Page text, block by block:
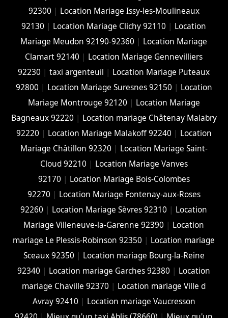
92300 | Location Mariage Issy-les-Moulineaux
92130 | Location Mariage Clichy 92110 | Location
Mariage Meudon 92190-92360 | Location Mariage
Clamart 92140 | Location Mariage Gennevilliers
92230 |taxi argenteuil | Location Mariage Puteaux
92800 | Location Mariage Suresnes 92150 | Location
Mariage Montrouge 92120 | Location Mariage
Bagneaux 92220 | Location mariage Châtenay Malabry
92220 | Location Mariage Malakoff 92240 | Location
Mariage Châtillon 92320 | Location Mariage Saint-
Cloud 92210 | Location Mariage Vanves
92170 | Location Mariage Bois-Colombes
92270 | Location Mariage Fontenay-aux-Roses
92260 | Location Mariage Sèvres 92310 | Location
Mariage Villeneuve-la-Garenne 92390 | Location
mariage Le Plessis-Robinson 92350 | Location mariage
Sceaux 92350 | Location mariage Bourg-la-Reine
92340 | Location mariage Garches 92380 | Location
mariage Chaville 92370 | Location mariage Ville d
Avray 92410 | Location mariage Vaucresson